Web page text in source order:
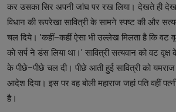
कर उसका सिर अपनी जांघ पर रख लिया। देखते ही
विधान की रूपरेखा सावित्री के सामने स्पष्ट की और
चल दिये। 'कहीं−कहीं ऐसा भी उल्लेख मिलता है कि वट
को सर्प ने डंस लिया था।' सावित्री सत्यवान को वट
के पीछे−पीछे चल दी। पीछे आती हुई सावित्री को
आदेश दिया। इस पर वह बोली महाराज जहां पति वहीं
है।